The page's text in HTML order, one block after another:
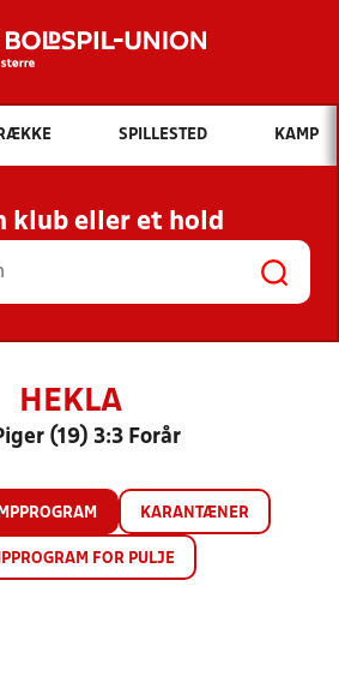
Hvad vil du søge efter?
INDHOLD OG NYHEDER
KLUBBER OG
HOLD
RÆKKE SPILLESTED KAMP
klub eller et hold
HEKLA
(19) 3:3 Forår
KARANTÆNER
FOR PULJE